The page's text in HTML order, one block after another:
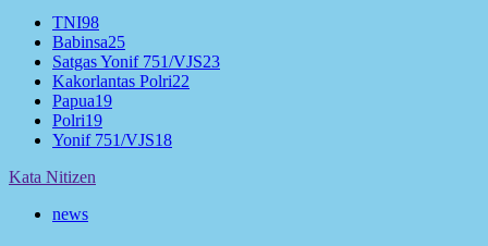
TNI98
Babinsa25
Satgas Yonif 751/VJS23
Kakorlantas Polri22
Papua19
Polri19
Yonif 751/VJS18
Kata Nitizen
news